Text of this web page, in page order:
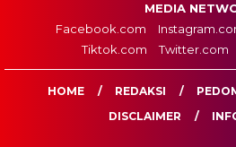
MEDIA
Facebook.com
Tiktok.com
Twitter.com
HOME REDAKSI
DISCLAIMER